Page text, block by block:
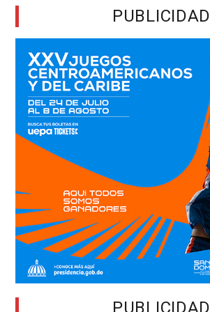
PUBLICIDAD
PUBLICIDAD